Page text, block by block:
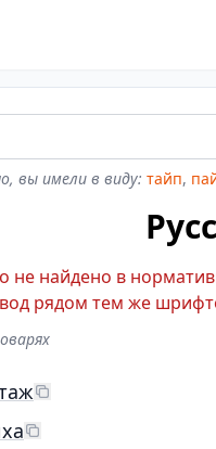
вы имели в виду: тайп,
не найдено в
рядом тем же